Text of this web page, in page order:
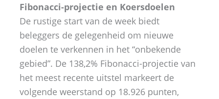
Fibonacci-projectie en Koersdoelen
De rustige start van de week biedt
beleggers de gelegenheid om nieuwe
doelen te verkennen in het “onbekende
gebied”. De 138,2% Fibonacci-projectie van
het meest recente uitstel markeert de
volgende weerstand op 18.926 punten,